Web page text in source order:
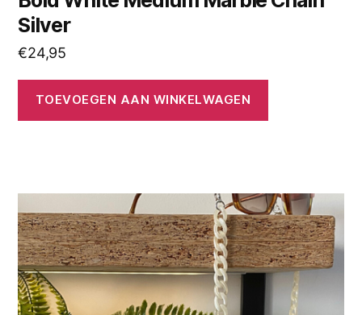
Silver
€24,95
TOEVOEGEN AAN WINKELWAGEN